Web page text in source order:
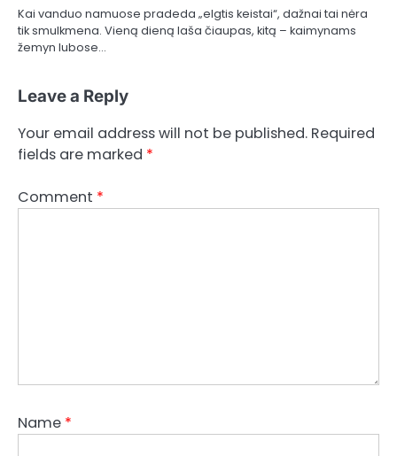
Kai vanduo namuose pradeda „elgtis keistai“, dažnai tai nėra
tik smulkmena. Vieną dieną laša čiaupas, kitą – kaimynams
žemyn lubose…
Leave a Reply
Your email address will not be published. Required
fields are marked *
Comment *
Name *